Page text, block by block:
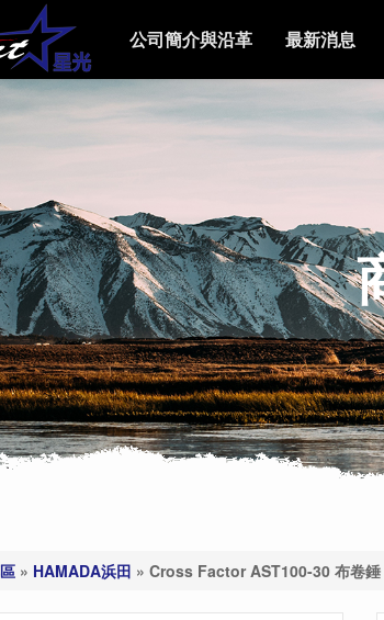
公司簡介與沿革 最新消息
» HAMADA浜田 » Cross Factor AST100-30 布卷錘